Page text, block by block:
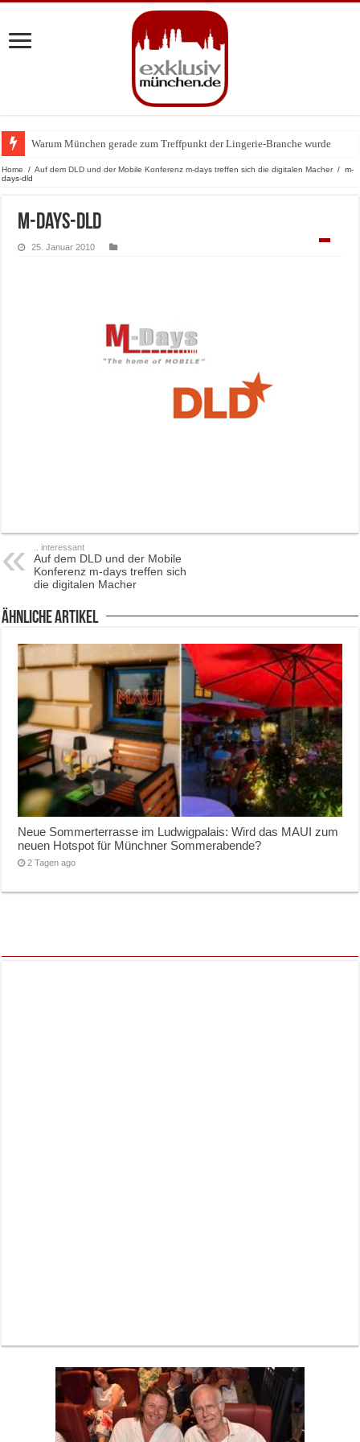
Warum München gerade zum Treffpunkt der Lingerie-Branche wurde
Home / Auf dem DLD und der Mobile Konferenz m-days treffen sich die digitalen Macher / m-
days-dld
m-days-dld
25. Januar 2010
.. interessant
Auf dem DLD und der Mobile
Konferenz m-days treffen sich
die digitalen Macher
ähnliche Artikel
Neue Sommerterrasse im Ludwigpalais: Wird das MAUI zum
neuen Hotspot für Münchner Sommerabende?
2 Tagen ago